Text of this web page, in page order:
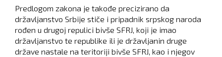
Predlogom zakona je takođe precizirano da
državljanstvo Srbije stiče i pripadnik srpskog naroda
rođen u drugoj repulici bivše SFRJ, koji je imao
državljanstvo te republike ili je državljanin druge
države nastale na teritoriji bivše SFRJ, kao i njegov